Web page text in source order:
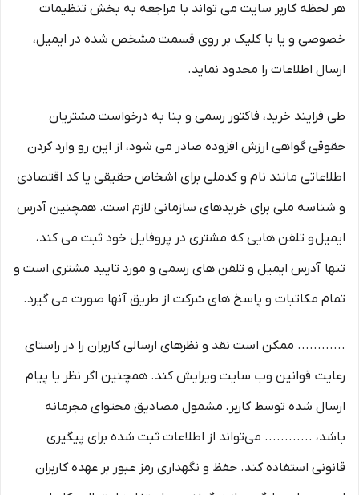
هر لحظه کاربر سایت می تواند با مراجعه به بخش تنظیمات
خصوصی و یا با کلیک بر روی قسمت مشخص شده در ایمیل،
ارسال اطلاعات را محدود نماید.
طی فرایند خرید، فاکتور رسمی و بنا به درخواست مشتریان
حقوقی گواهی ارزش افزوده صادر می شود، از این رو وارد کردن
اطلاعاتی مانند نام و کدملی برای اشخاص حقیقی یا کد اقتصادی
و شناسه ملی برای خریدهای سازمانی لازم است. همچنین آدرس
ایمیل و تلفن هایی که مشتری در پروفایل خود ثبت می­ کند،
تنها آدرس ایمیل و تلفن­ های رسمی و مورد تایید مشتری است و
تمام مکاتبات و پاسخ های شرکت از طریق آنها صورت می گیرد.
............ ممکن است نقد و نظرهای ارسالی کاربران را در راستای
رعایت قوانین وب سایت ویرایش کند. همچنین اگر نظر یا پیام
ارسال شده توسط کاربر، مشمول مصادیق محتوای مجرمانه
باشد، ............ می‌تواند از اطلاعات ثبت شده برای پیگیری
قانونی استفاده کند. حفظ و نگهداری رمز عبور بر عهده کاربران